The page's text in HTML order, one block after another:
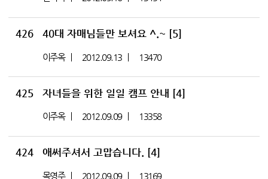
426 40대 자매님들만 보셔요 ^.~ [5]
이주옥 2012.09.13 13470
425 자녀들을 위한 일일 캠프 안내 [4]
이주옥 2012.09.09 13358
424 애써주셔서 고맙습니다. [4]
목영주 2012.09.09 13169